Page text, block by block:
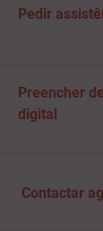
Pedir
Preencher
digital
Contactar